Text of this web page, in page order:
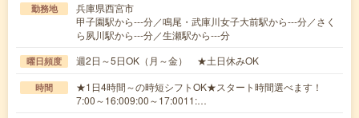
勤務地
兵庫県西宮市
甲子園駅から---分／鳴尾・武庫川女子大前駅から---分／さく
ら夙川駅から---分／生瀬駅から---分
曜日頻度 週2日～5日OK（月～金） ★土日休みOK
時間
★1日4時間～の時短シフトOK★スタート時間選べます！
7:00～16:009:00～17:0011:…